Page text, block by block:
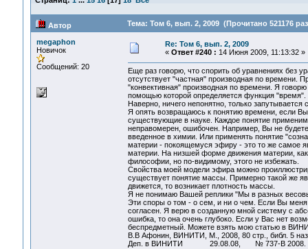
Автор Тема: Том 6, вып. 2, 2009 (Прочитано 521176
megaphon
Новичок
Сообщений: 20
Re: Том 6, вып. 2, 2009
« Ответ #240 : 14 Июня 2009, 11:13:32 »
Еще раз говорю, что спорить об уравнениях без
отсутствует "частная" производная по времени.
"конвективная" производная по времени. Я
помощью которой определяется функция "время".
Наверно, ничего непонятно, только запутывается
Я опять возвращаюсь к понятию времени, если
существующие в науке. Каждое понятие
неправомерен, ошибочен. Например, Вы не будете
введенное в химии. Или применять понятие
материи - покоящемуся эфиру - это то же самое
материи. На низшей форме движения материи,
философии, но по-видимому, этого не избежать.
Свойства моей модели эфира можно
существует понятие массы. Примерно такой же
движется, то возникает плотность массы.
Я не понимаю Вашей реплики "Мы в разных
Эти споры о том - о сем, и ни о чем. Если Вы меня
согласен. Я верю в созданную мной систему с
ошибка, то она очень глубоко. Если у Вас нет
беспредметный. Можете взять мою статью в
В.В Афонин, ВИНИТИ, М., 2008, 80 стр., библ. 5
Деп. в ВИНИТИ 29.08.08, № 737-В 2008. Но,